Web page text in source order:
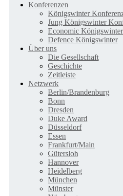
Konferenzen
Königswinter
Jung Königswinter
Economic
Defence Königswinter
Über uns
Die Gesellschaft
Geschichte
Zeitleiste
Netzwerk
Berlin/Brandenburg
Bonn
Dresden
Duke Award
Düsseldorf
Essen
Frankfurt/Main
Gütersloh
Hannover
Heidelberg
München
Münster